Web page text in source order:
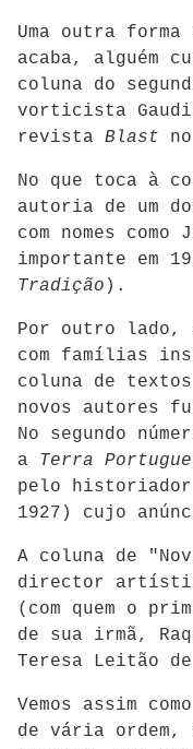
Uma outra
acaba, alguém
coluna do
vorticista
revista Blast
No que toca à
autoria de um
com nomes
importante em
Tradição ).
Por outro lado,
com famílias
coluna de
novos autores
No segundo
a Terra
pelo
1927) cujo
A coluna de
director
(com quem o
de sua irmã,
Teresa Leitão
Vemos assim
de vária